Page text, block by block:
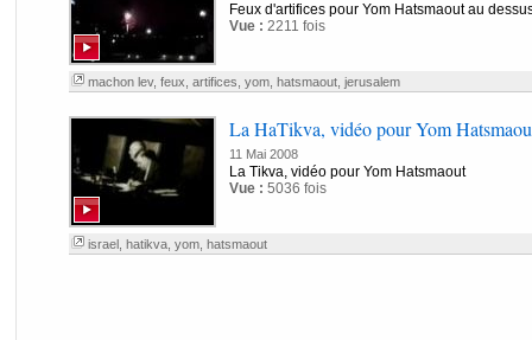
Feux d'artifices pour Yom Hatsmaout au
Vue : 2211 fois
machon lev, feux artifices yom, hatsmaout, jerusalem
La HaTikva, vidéo pour Yom
11 Mai 2008
La Tikva, vidéo pour Yom Hatsmaout
Vue : 5036 fois
israel, hatikva, yom, hatsmaout